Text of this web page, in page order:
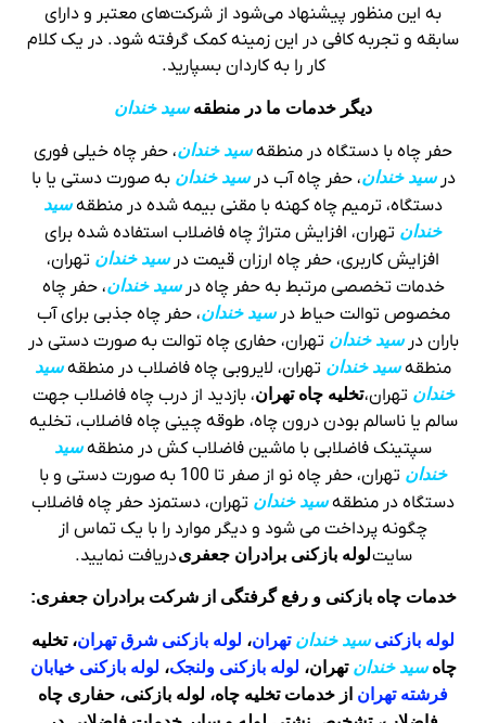
به این منظور پیشنهاد می‌شود از شرکت‌های معتبر و دارای
سابقه و تجربه کافی در این زمینه کمک گرفته شود. در یک کلام
کار را به کاردان بسپارید.
دیگر خدمات ما در منطقهسید خندان
حفر چاه با دستگاه در منطقهسید خندان، حفر چاه خیلی فوری
درسید خندان، حفر چاه آب درسید خندان به صورت دستی یا با
دستگاه، ترمیم چاه کهنه با مقنی بیمه شده در منطقهسید
خندان تهران، افزایش متراژ چاه فاضلاب استفاده شده برای
افزایش کاربری، حفر چاه ارزان قیمت درسید خندان تهران،
خدمات تخصصی مرتبط به حفر چاه درسید خندان، حفر چاه
مخصوص توالت حیاط درسید خندان، حفر چاه جذبی برای آب
باران درسید خندان تهران، حفاری چاه توالت به صورت دستی در
منطقهسید خندان تهران، لایروبی چاه فاضلاب در منطقهسید
خندان تهران،تخلیه چاه تهران، بازدید از درب چاه فاضلاب جهت
سالم یا ناسالم بودن درون چاه، طوقه چینی چاه فاضلاب، تخلیه
سپتینک فاضلابی با ماشین فاضلاب کش در منطقهسید
خندان
تهران، حفر چاه نو از صفر تا 100 به صورت دستی و با
دستگاه در منطقهسید خندان تهران، دستمزد حفر چاه فاضلاب
چگونه پرداخت می شود و دیگر موارد را با یک تماس از
سایتلوله بازکنی برادران جعفریدریافت نمایید.
خدمات چاه بازکنی و رفع گرفتگی از شرکت برادران جعفری:
لوله بازکنیسید خندان تهران، لوله بازکنی شرق تهران، تخلیه
چاهسید خندان تهران، لوله بازکنی ولنجک، لوله بازکنی خیابان
فرشته تهران از خدمات تخلیه چاه، لوله بازکنی، حفاری چاه